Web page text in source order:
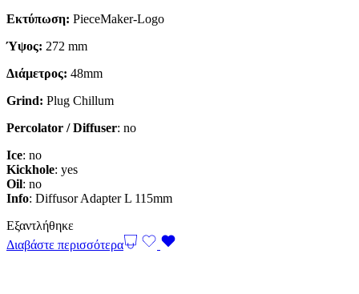
Εκτύπωση: PieceMaker-Logo
Ύψος: 272 mm
Διάμετρος: 48mm
Grind: Plug Chillum
Percolator / Diffuser: no
Ice: no
Kickhole: yes
Oil: no
Info: Diffusor Adapter L 115mm
Εξαντλήθηκε
Διαβάστε περισσότερα